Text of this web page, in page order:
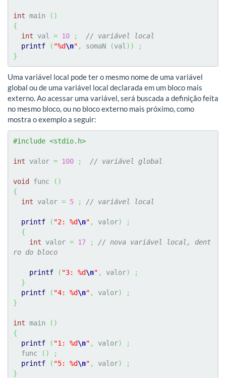
int main ( )
{
int val = 10 ;
// variável local
printf
( "%d\n" , somaN (val ) )
;
}
Uma variável local pode ter o mesmo nome de uma variável
global ou de uma variável local declarada em um bloco mais
externo. Ao acessar uma variável, será buscada a definição feita
no mesmo bloco, ou no bloco externo mais próximo, como
mostra o exemplo a seguir:
#include <stdio.h>
int valor = 100 ; // variável global
void func ( )
{
int valor = 5 ; // variável local
printf ( "2: %d\n" , valor)
;
{
int valor = 17 ;
// nova variável local, dent
ro do bloco
printf ( "3: %d\n" , valor)
;
}
printf
( "4: %d\n" , valor)
;
}
int main ( )
{
printf
( "1: %d\n" , valor)
;
  func
( )
;
printf
( "5: %d\n" , valor)
;
}